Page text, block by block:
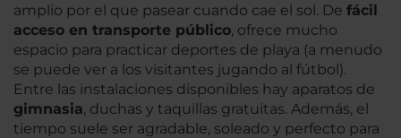
amplio por el que pasear cuando cae el sol. De fácil
acceso en transporte público, ofrece mucho
espacio para practicar deportes de playa (a menudo
se puede ver a los visitantes jugando al fútbol).
Entre las instalaciones disponibles hay aparatos de
gimnasia, duchas y taquillas gratuitas. Además, el
tiempo suele ser agradable, soleado y perfecto para